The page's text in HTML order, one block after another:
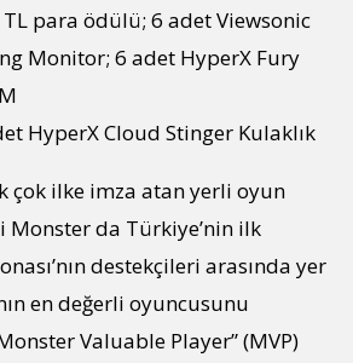
TL para ödülü; 6 adet Viewsonic
Monitor; 6 adet HyperX Fury
HyperX Cloud Stinger Kulaklık
çok ilke imza atan yerli oyun
Monster da Türkiye’nin ilk
destekçileri arasında yer
en değerli oyuncusunu
Valuable Player” (MVP)